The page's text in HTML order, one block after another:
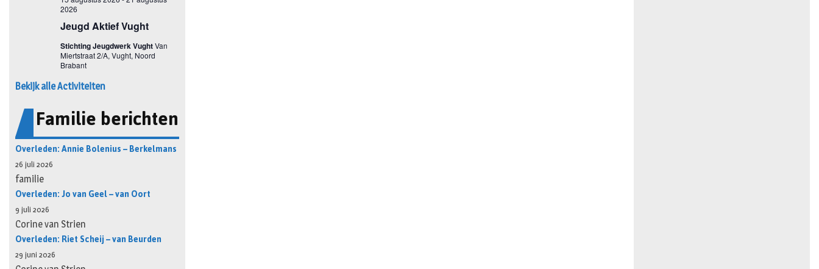
Bekijk alle Activiteiten
Familie berichten
Overleden: Annie Bolenius – Berkelmans
26 juli 2026
familie
Overleden: Jo van Geel – van Oort
9 juli 2026
Corine van Strien
Overleden: Riet Scheij – van Beurden
29 juni 2026